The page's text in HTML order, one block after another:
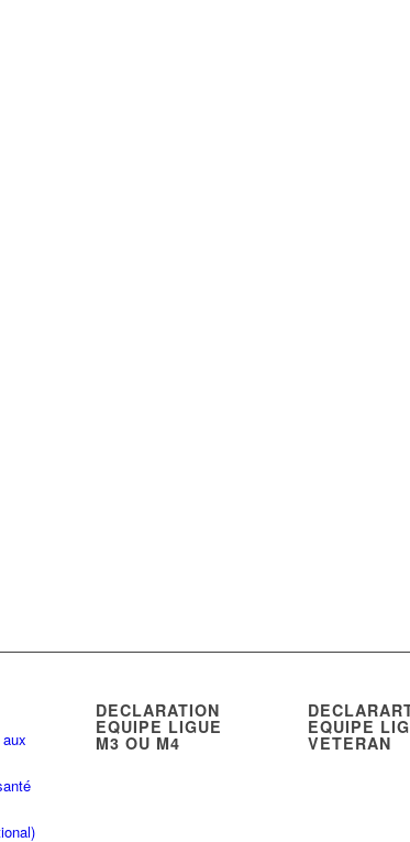
DECLARATION
EQUIPE LIGUE
M3 OU M4
EQUIPE
VETERAN